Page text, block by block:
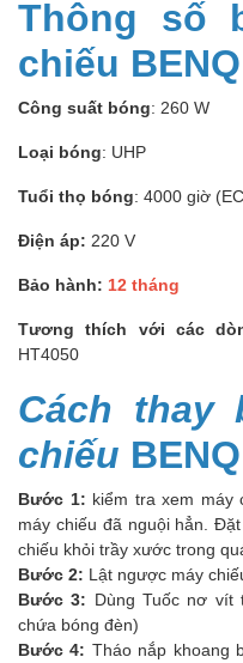
Thông số
chiếu
Công suất bóng: 260 W
Loại bóng: UHP
Tuổi thọ bóng: 4000 giờ
Điện áp: 220 V
Bảo hành: 12 tháng
Tương thích với các
HT4050
Cách thay
chiếu
Bước 1: kiểm tra xem máy
máy chiếu đã nguội hẳn.
chiếu khỏi trầy xước trong
Bước 2: Lật ngược máy
Bước 3: Dùng Tuốc nơ vít
chứa bóng đèn)
Bước 4: Tháo nắp khoang